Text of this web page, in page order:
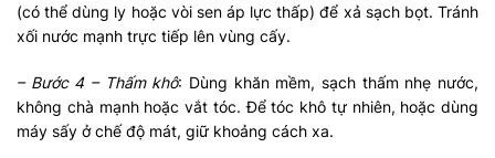
(có thể dùng ly hoặc vòi sen áp lực thấp) để xả sạch bọt. Tránh
xối nước mạnh trực tiếp lên vùng cấy.
– Bước 4 – Thấm khô: Dùng khăn mềm, sạch thấm nhẹ nước,
không chà mạnh hoặc vắt tóc. Để tóc khô tự nhiên, hoặc dùng
máy sấy ở chế độ mát, giữ khoảng cách xa.